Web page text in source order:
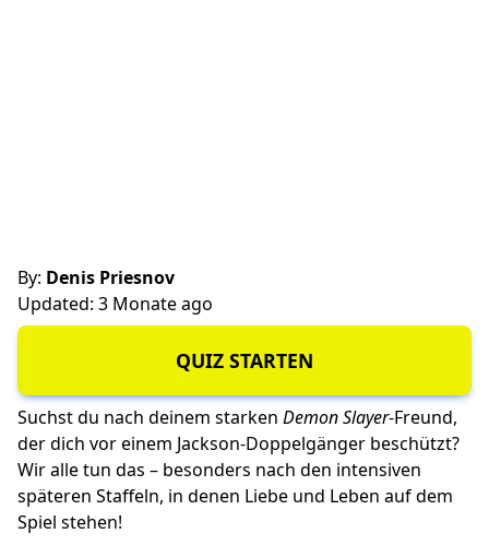
By: Denis Priesnov
Updated: 3 Monate ago
QUIZ STARTEN
Suchst du nach deinem starken Demon Slayer-Freund,
der dich vor einem Jackson-Doppelgänger beschützt?
Wir alle tun das – besonders nach den intensiven
späteren Staffeln, in denen Liebe und Leben auf dem
Spiel stehen!